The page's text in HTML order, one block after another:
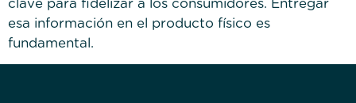
clave para fidelizar a los consumidores. Entregar
esa información en el producto físico es
fundamental.